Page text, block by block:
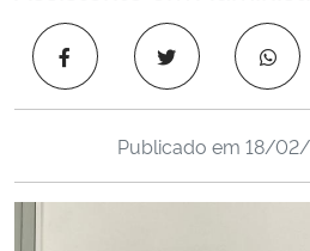
Ministério da Educação
Ministério da Cidadania
Publicado em 18/02/